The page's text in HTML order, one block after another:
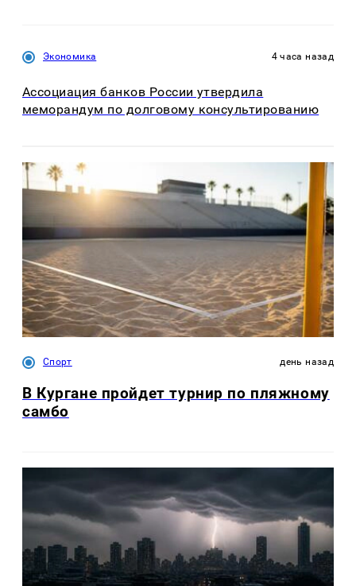
Экономика 4 часа назад
Ассоциация банков России утвердила
меморандум по долговому консультированию
Спорт день назад
В Кургане пройдет турнир по пляжному
самбо